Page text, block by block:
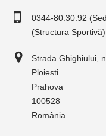
0344-80.30.92
(Structura Sportivă)
Strada Ghighiului,
Ploiesti
Prahova
100528
România